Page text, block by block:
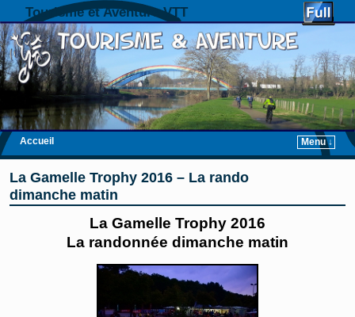
Tourisme et Aventure VTT
Accueil
Menu ↓
Skip to primary content
Aller au contenu secondaire
La Gamelle Trophy 2016 – La rando
dimanche matin
La Gamelle Trophy 2016
La randonnée dimanche matin